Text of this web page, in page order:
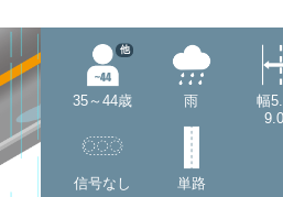
35～44歳
他
雨
幅
信号なし 単路